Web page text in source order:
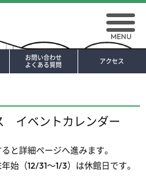
アクセス
お問い合わせ
よくある質問
MENU
イベントカレンダー
と詳細ページへ進みます。
始（12/31～1/3）は休館日です。